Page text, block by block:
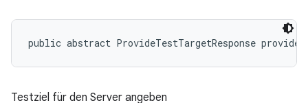
public abstract ProvideTestTargetResponse
Testziel für den Server angeben